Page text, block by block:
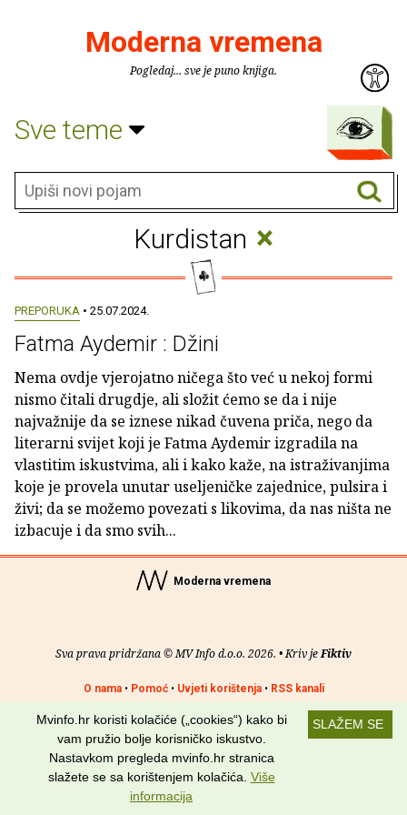
Moderna vremena
Pogledaj... sve je puno knjiga.
Sve teme
Kurdistan ×
PREPORUKA • 25.07.2024.
Fatma Aydemir : Džini
Nema ovdje vjerojatno ničega što već u nekoj formi
nismo čitali drugdje, ali složit ćemo se da i nije
najvažnije da se iznese nikad čuvena priča, nego da
literarni svijet koji je Fatma Aydemir izgradila na
vlastitim iskustvima, ali i kako kaže, na istraživanjima
koje je provela unutar useljeničke zajednice, pulsira i
živi; da se možemo povezati s likovima, da nas ništa ne
izbacuje i da smo svih...
Moderna vremena
Sva prava pridržana © MV Info d.o.o. 2026. • Kriv jeFiktiv
O nama• Pomoć• Uvjeti korištenja• RSS kanali
Potraži nas na: SLAŽEM SE
Mvinfo.hr koristi kolačiće („cookies“) kako bi
vam pružio bolje korisničko iskustvo.
Nastavkom pregleda mvinfo.hr stranica
slažete se sa korištenjem kolačića. Više
informacija